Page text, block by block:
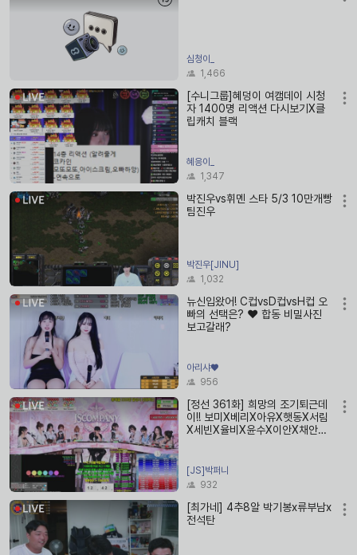
심청이_
1,466
[수니그룹]혜덩이 여캠데이 시청
자 1400명 리액션 다시보기X클
립캐치 블랙
혜응이_
1,347
박진우vs휘멘 스타 5/3 10만개빵
팀진우
박진우[JINU]
1,032
뉴신입왔어! C컵vsD컵vsH컵 오
빠의 선택은? ❤ 합동 비밀사진
보고갈래?
아리샤♥
956
[정선 361화] 희망의 조기퇴근데
이!! 보미X베리X아유X햇동X서림
X세빈X율비X윤수X이안X채안X
[JS]박퍼니
932
[최가네] 4추8알 박기봉x류부남x
전석탄